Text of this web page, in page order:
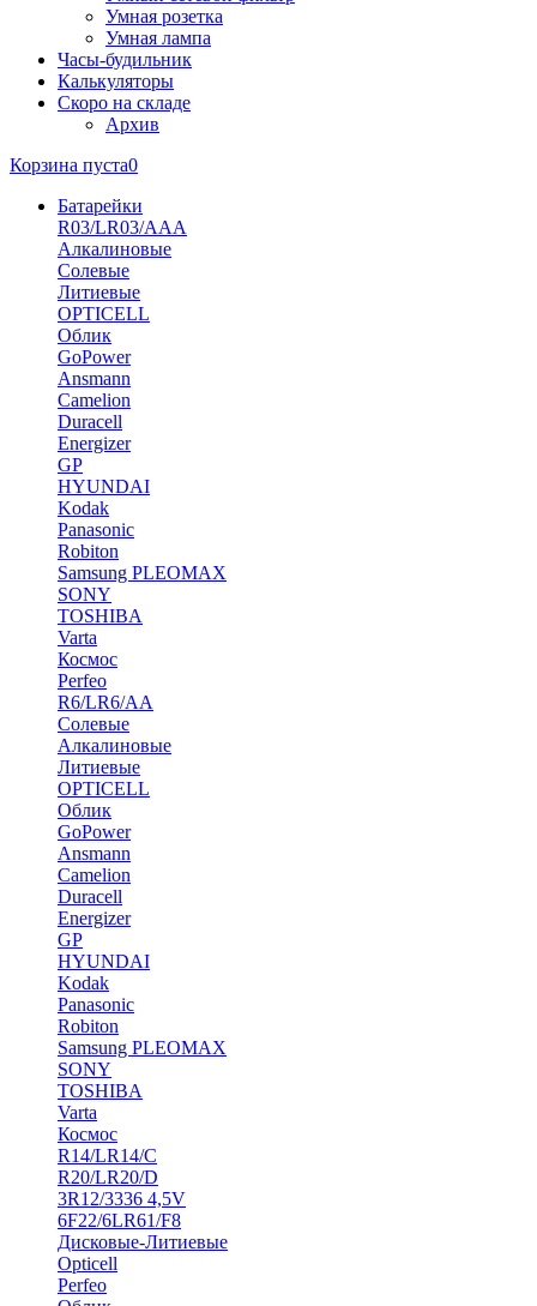
Умная розетка
Умная лампа
Часы-будильник
Калькуляторы
Скоро на складе
Архив
Корзина пуста0
Батарейки
R03/LR03/AAA
Алкалиновые
Солевые
Литиевые
OPTICELL
Облик
GoPower
Ansmann
Camelion
Duracell
Energizer
GP
HYUNDAI
Kodak
Panasonic
Robiton
Samsung PLEOMAX
SONY
TOSHIBA
Varta
Космос
Perfeo
R6/LR6/AA
Солевые
Алкалиновые
Литиевые
OPTICELL
Облик
GoPower
Ansmann
Camelion
Duracell
Energizer
GP
HYUNDAI
Kodak
Panasonic
Robiton
Samsung PLEOMAX
SONY
TOSHIBA
Varta
Космос
R14/LR14/C
R20/LR20/D
3R12/3336 4,5V
6F22/6LR61/F8
Дисковые-Литиевые
Opticell
Perfeo